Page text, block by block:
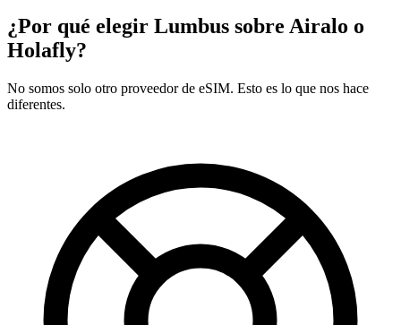
¿Por qué elegir Lumbus sobre Airalo o
Holafly?
No somos solo otro proveedor de eSIM. Esto es lo que nos hace
diferentes.